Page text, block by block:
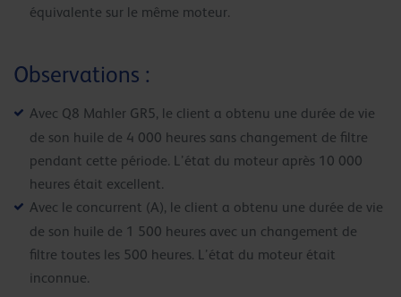
équivalente sur le même moteur.
Observations :
Avec Q8 Mahler GR5, le client a obtenu une durée de vie
de son huile de 4 000 heures sans changement de filtre
pendant cette période. L’état du moteur après 10 000
heures était excellent.
Avec le concurrent (A), le client a obtenu une durée de vie
de son huile de 1 500 heures avec un changement de
filtre toutes les 500 heures. L’état du moteur était
inconnue.